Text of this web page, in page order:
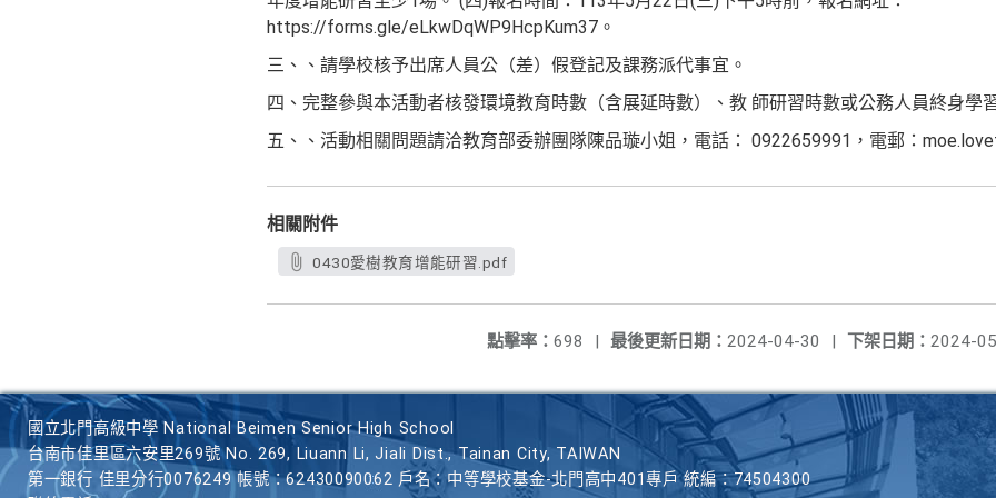
https://forms.gle/eLkwDqWP9HcpKum37。
三、、請學校核予出席人員公（差）假登記及課務派代事宜。
四、完整參與本活動者核發環境教育時數（含展延時數）、教 師研習時數或公務人員終身學
五、、活動相關問題請洽教育部委辦團隊陳品璇小姐，電話： 0922659991，電郵：
相關附件
0430愛樹教育增能研習.pdf
下架日期： 2024-
最後更新日期： 2024-04-30 |
點擊率： 698 |
國立北門高級中學 National Beimen Senior High School
台南市佳里區六安里269號 No. 269, Liuann Li, Jiali Dist., Tainan City, TAIWAN
第一銀行 佳里分行0076249 帳號：62430090062 戶名：中等學校基金-北門高中401專戶 統編：74504300